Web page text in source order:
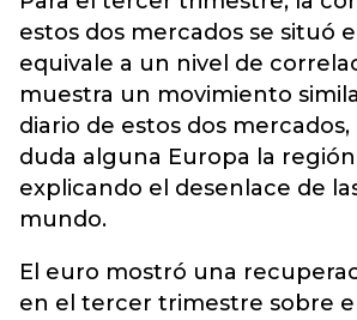
estos dos mercados se situó
equivale a un nivel de
muestra un movimiento
diario de estos dos mercados,
duda alguna Europa la
explicando el desenlace de
mundo.
El euro mostró una
en el tercer trimestre sobre